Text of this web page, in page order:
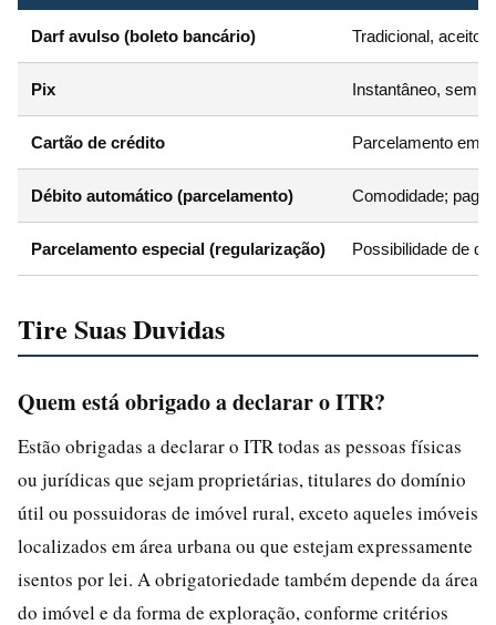
Darf avulso (boleto bancário) Tradicional, aceito
Pix Instantâneo, sem
Cartão de crédito Parcelamento em
Débito automático (parcelamento) Comodidade;
Parcelamento especial (regularização) Possibilidade de
Tire Suas Duvidas
Quem está obrigado a declarar o ITR?
Estão obrigadas a declarar o ITR todas as pessoas físicas
ou jurídicas que sejam proprietárias, titulares do domínio
útil ou possuidoras de imóvel rural, exceto aqueles imóveis
localizados em área urbana ou que estejam expressamente
isentos por lei. A obrigatoriedade também depende da área
do imóvel e da forma de exploração, conforme critérios